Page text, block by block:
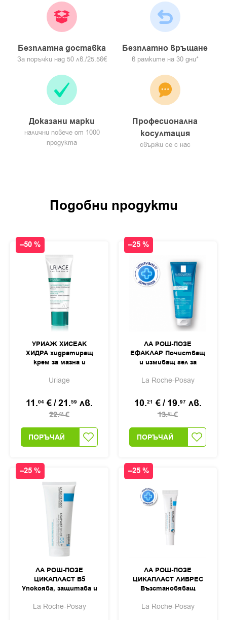
Разгледай всички продукти на
в сайт за премиум
Безплатна доставка
За поръчки над 50 лв./25.56€
Безплатно връщане
в рамките на 30 дни*
Доказани марки
налични повече от 1000
продукта
Професионална
косултация
свържи се с нас
Подобни продукти
–50 %
УРИАЖ ХИСЕАК
ХИДРА хидратиращ
крем за мазна и
40мл
Uriage
11.04 €/21.59 лв.
22.08 €
ПОРЪЧАЙ
–25 %
ЛА РОШ-ПОЗЕ
ЕФАКЛАР Почистващ
и измиващ гел за
чувствителна кожа
La Roche-Posay
10.21 €/ 19.97 лв.
13.61 €
ПОРЪЧАЙ
–25 %
ЛА РОШ-ПОЗЕ
ЦИКАПЛАСТ B5
Упокоява, защитава и
след оперативни
La Roche-Posay
–25 %
ЛА РОШ-ПОЗЕ
ЦИКАПЛАСТ ЛИВРЕС
Възстановяващ
устни 7,5мл
La Roche-Posay